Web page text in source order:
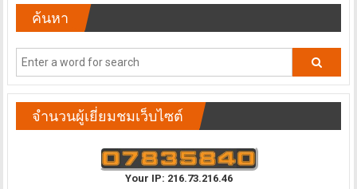
ค้นหา
จำนวนผู้เยี่ยมชมเว็บไซต์
Your IP: 216.73.216.46